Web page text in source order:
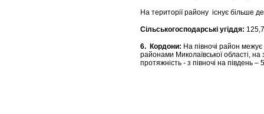
На території району існує більше
Сільськогосподарські угіддя:
6. Кордони: На півночі район
районами Миколаївської області,
протяжність - з півночі на південь